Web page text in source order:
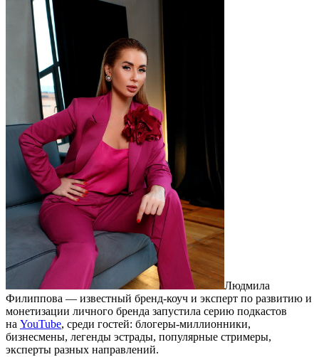
Людмила
Филиппова — известный бренд-коуч и эксперт по развитию и
монетизации личного бренда запустила серию подкастов
на YouTube, среди гостей: блогеры-миллионники,
бизнесмены, легенды эстрады, популярные стримеры,
эксперты разных направлений.